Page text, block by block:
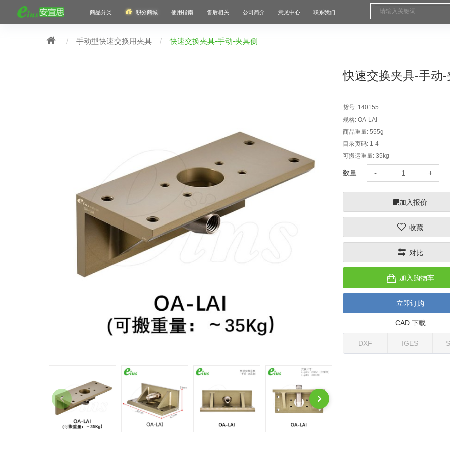
商品分类 积分商城 使用指南 售后相关 公司简介 意见中心 联系我们
手动型快速交换用夹具 快速交换夹具-手动-夹具侧
快速交换夹具-手动
货号: 140155
规格: OA-LAI
商品重量: 555g
目录页码: 1-4
可搬运重量: 35kg
数量
加入报价
收藏
对比
加入购物车
立即订购
CAD 下载
DXF IGES